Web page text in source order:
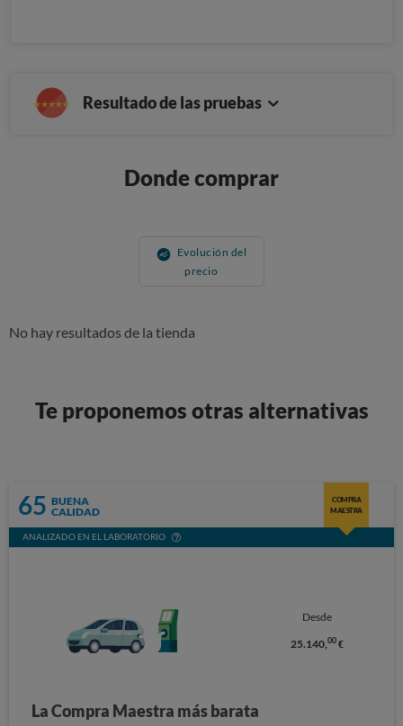
Resultado de las pruebas
Donde comprar
Evolución del
precio
No hay resultados de la tienda
Te proponemos otras alternativas
65 BUENA
CALIDAD
COMPRA
MAESTRA
ANALIZADO EN EL LABORATORIO
Desde
25.140, 00€
La Compra Maestra más barata